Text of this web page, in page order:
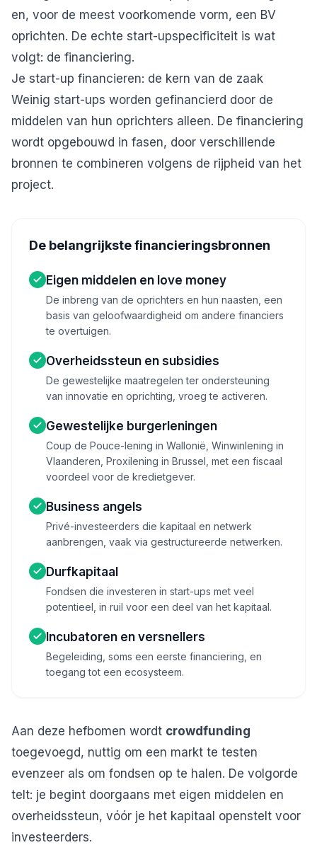
en, voor de meest voorkomende vorm, een BV
oprichten. De echte start-upspecificiteit is wat
volgt: de financiering.
Je start-up financieren: de kern van de zaak
Weinig start-ups worden gefinancierd door de
middelen van hun oprichters alleen. De financiering
wordt opgebouwd in fasen, door verschillende
bronnen te combineren volgens de rijpheid van het
project.
De belangrijkste financieringsbronnen
Eigen middelen en love money
De inbreng van de oprichters en hun naasten, een
basis van geloofwaardigheid om andere financiers
te overtuigen.
Overheidssteun en subsidies
De gewestelijke maatregelen ter ondersteuning
van innovatie en oprichting, vroeg te activeren.
Gewestelijke burgerleningen
Coup de Pouce-lening in Wallonië, Winwinlening in
Vlaanderen, Proxilening in Brussel, met een fiscaal
voordeel voor de kredietgever.
Business angels
Privé-investeerders die kapitaal en netwerk
aanbrengen, vaak via gestructureerde netwerken.
Durfkapitaal
Fondsen die investeren in start-ups met veel
potentieel, in ruil voor een deel van het kapitaal.
Incubatoren en versnellers
Begeleiding, soms een eerste financiering, en
toegang tot een ecosysteem.
Aan deze hefbomen wordt crowdfunding
toegevoegd, nuttig om een markt te testen
evenzeer als om fondsen op te halen. De volgorde
telt: je begint doorgaans met eigen middelen en
overheidssteun, vóór je het kapitaal openstelt voor
investeerders.